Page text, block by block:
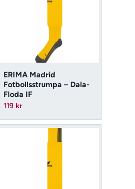
ERIMA Madrid
Fotbollsstrumpa – Dala-
Floda IF
119 kr